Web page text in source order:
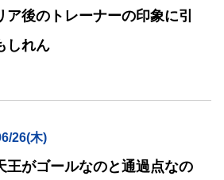
後のトレーナーの印象に引
しれん
26(木)
王がゴールなのと通過点なの